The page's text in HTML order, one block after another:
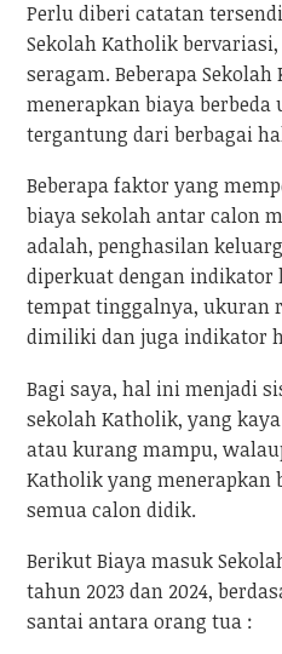
Perlu diberi catatan
Sekolah Katholik
seragam. Beberapa
menerapkan biaya
tergantung dari berbagai
Beberapa faktor yang
biaya sekolah antar calon
adalah, penghasilan
diperkuat dengan indikator
tempat tinggalnya, ukuran
dimiliki dan juga indikator
Bagi saya, hal ini menjadi
sekolah Katholik, yang
atau kurang mampu,
Katholik yang menerapkan
semua calon didik.
Berikut Biaya masuk
tahun 2023 dan 2024,
santai antara orang tua :